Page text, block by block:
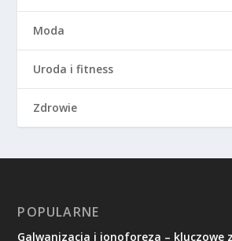
Moda
Uroda i fitness
Zdrowie
POPULARNE
Galwanizacja i jonoforeza – kluczowe